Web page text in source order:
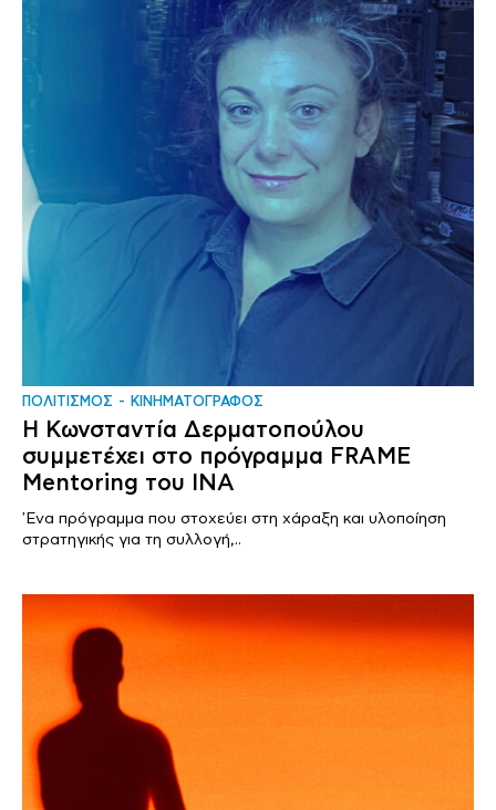
ΠΟΛΙΤΙΣΜΟΣ ΚΙΝΗΜΑΤΟΓΡΑΦΟΣ
Η Κωνσταντία Δερματοπούλου
συμμετέχει στο πρόγραμμα FRAME
Mentoring του ΙΝΑ
'Ενα πρόγραμμα που στοχεύει στη χάραξη και υλοποίηση
στρατηγικής για τη συλλογή,..